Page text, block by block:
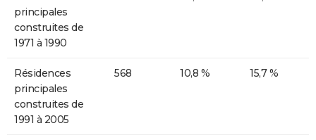
principales
construites de
1971 à 1990
Résidences
principales
construites de
1991 à 2005
568 10,8 % 15,7 %